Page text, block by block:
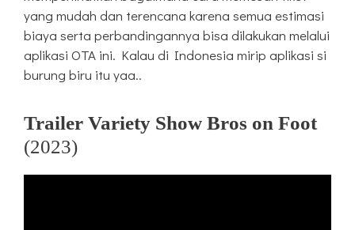
yang mudah dan terencana karena semua estimasi
biaya serta perbandingannya bisa dilakukan melalui
aplikasi OTA ini. Kalau di Indonesia mirip aplikasi si
burung biru itu yaa..
Trailer Variety Show Bros on Foot
(2023)